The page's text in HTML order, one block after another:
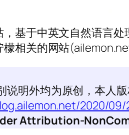
基于中英文自然语言
檬相关的网站
说明外均为原创，本人
2020/
Attribution-